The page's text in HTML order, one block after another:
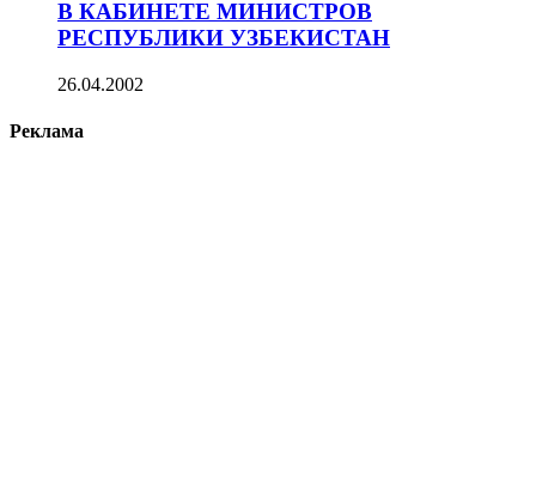
В КАБИНЕТЕ МИНИСТРОВ
РЕСПУБЛИКИ УЗБЕКИСТАН
26.04.2002
Реклама